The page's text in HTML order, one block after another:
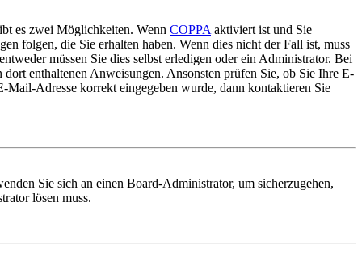
es zwei Möglichkeiten. Wenn COPPA aktiviert ist und Sie
folgen, die Sie erhalten haben. Wenn dies nicht der Fall ist, muss
müssen Sie dies selbst erledigen oder ein Administrator. Bei
enthaltenen Anweisungen. Ansonsten prüfen Sie, ob Sie Ihre E-
Adresse korrekt eingegeben wurde, dann kontaktieren Sie
Sie sich an einen Board-Administrator, um sicherzugehen,
lösen muss.